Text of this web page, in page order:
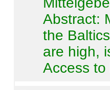
Abstract:
the
are high,
Access to